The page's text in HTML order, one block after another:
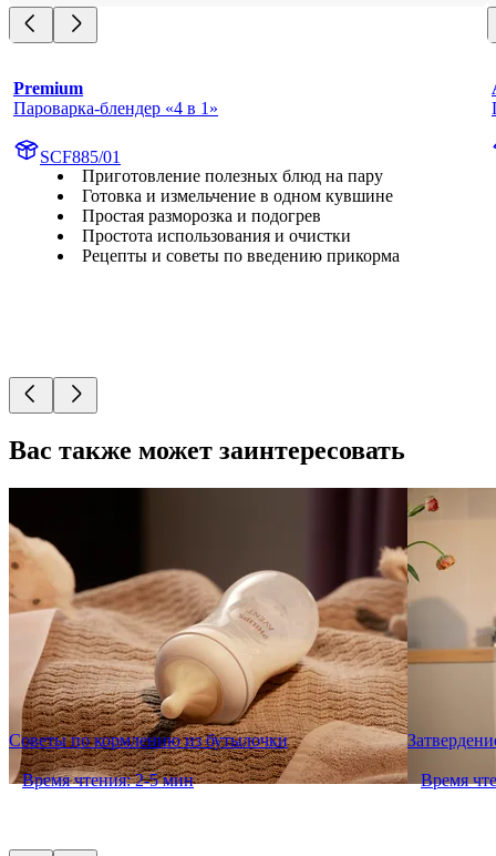
Premium
Пароварка-блендер «4 в 1»
SCF885/01
Приготовление полезных блюд на пару
Готовка и измельчение в одном кувшине
Простая разморозка и подогрев
Простота использования и очистки
Рецепты и советы по введению прикорма
Вас также может заинтересовать
Советы по кормлению из бутылочки
Время чтения: 2-5 мин Время